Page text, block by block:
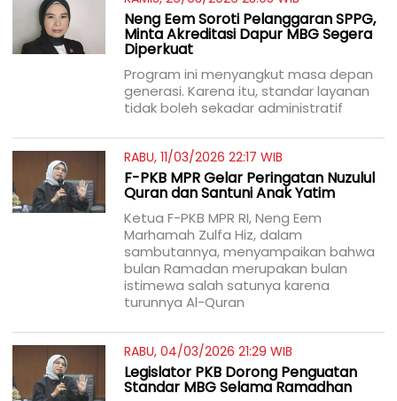
Neng Eem Soroti Pelanggaran SPPG,
Minta Akreditasi Dapur MBG Segera
Diperkuat
Program ini menyangkut masa depan
generasi. Karena itu, standar layanan
tidak boleh sekadar administratif
RABU, 11/03/2026 22:17 WIB
F-PKB MPR Gelar Peringatan Nuzulul
Quran dan Santuni Anak Yatim
Ketua F-PKB MPR RI, Neng Eem
Marhamah Zulfa Hiz, dalam
sambutannya, menyampaikan bahwa
bulan Ramadan merupakan bulan
istimewa salah satunya karena
turunnya Al-Quran
RABU, 04/03/2026 21:29 WIB
Legislator PKB Dorong Penguatan
Standar MBG Selama Ramadhan